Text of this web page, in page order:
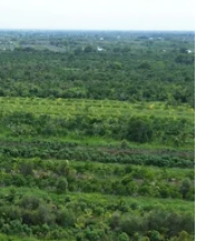
Ninh yêu cầu
Bí thư, Chủ tịch
trực Trung tâm
cấp phải sử dụng
tế và hằng ngày
y tế đến các
hình thực hiện,
kinh doanh trên